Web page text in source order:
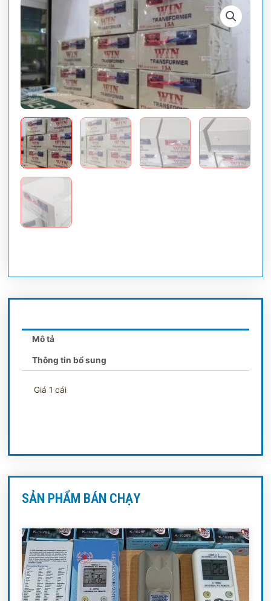
Mô tả
Thông tin bổ sung
Giá 1 cái
SẢN PHẨM BÁN CHẠY